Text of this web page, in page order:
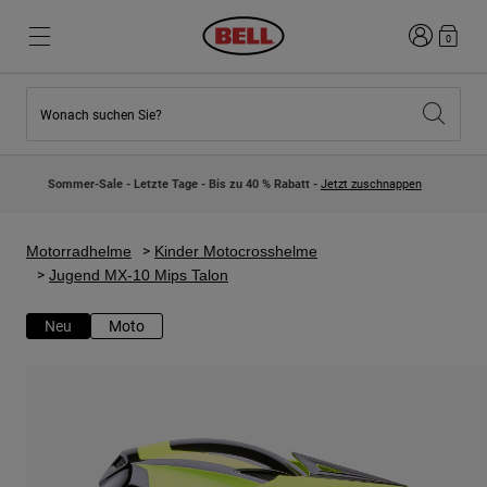
Neuzugänge
Kinder Motocrosshelme
Lifestyle
Neuzugänge
Lifestyle
Entdecke Bike
Road & Gravel
Anmelden
0
Wonach suchen Sie?
Sommer-Sale - Letzte Tage - Bis zu 40 % Rabatt - Jetzt zuschnappen
Motorradhelme
Kinder Motocrosshelme
Jugend MX-10 Mips Talon
Neu Moto